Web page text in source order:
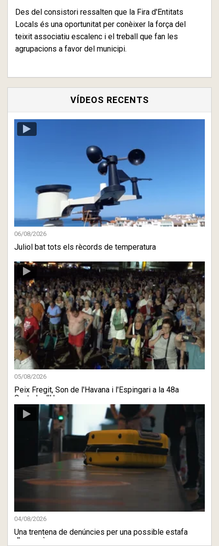
Des del consistori ressalten que la Fira d'Entitats
Locals és una oportunitat per conèixer la força del
teixit associatiu escalenc i el treball que fan les
agrupacions a favor del municipi.
VÍDEOS RECENTS
06/08/2026
Juliol bat tots els rècords de temperatura
05/08/2026
Peix Fregit, Son de l'Havana i l'Espingari a la 48a
Cantada d'H ...
04/08/2026
Una trentena de denúncies per una possible estafa
d'una agènc ...